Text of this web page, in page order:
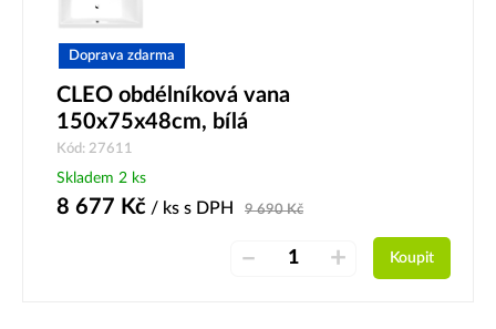
Doprava zdarma
CLEO obdélníková vana
150x75x48cm, bílá
Kód: 27611
Skladem 2 ks
8 677 Kč / ks s DPH 9 690Kč
– + Koupit